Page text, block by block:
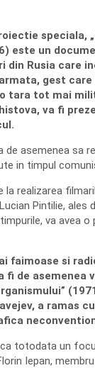
speciala,
este un
din Rusia care
gest care
tara tot mai
va fi
asemenea sa
in timpul
la realizarea
Pintilie, ales
va avea o
faimoase si
fi de asemenea
a ramas
totodata un
Iepan,